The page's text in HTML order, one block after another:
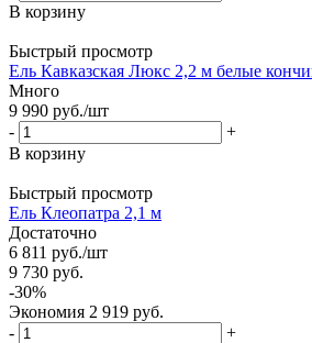
В корзину
Быстрый просмотр
Ель Кавказская Люкс 2,2 м белые
Много
9 990 руб./шт
-
+
В корзину
Быстрый просмотр
Ель Клеопатра 2,1 м
Достаточно
6 811 руб./шт
9 730 руб.
-30%
Экономия 2 919 руб.
-
+